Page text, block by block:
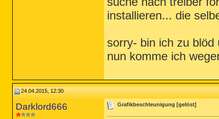
installieren... die
sorry- bin ich zu
nun komme ich
24.04.2015, 12:30
Darklord666 Grafikbeschleunigung [gelöst]